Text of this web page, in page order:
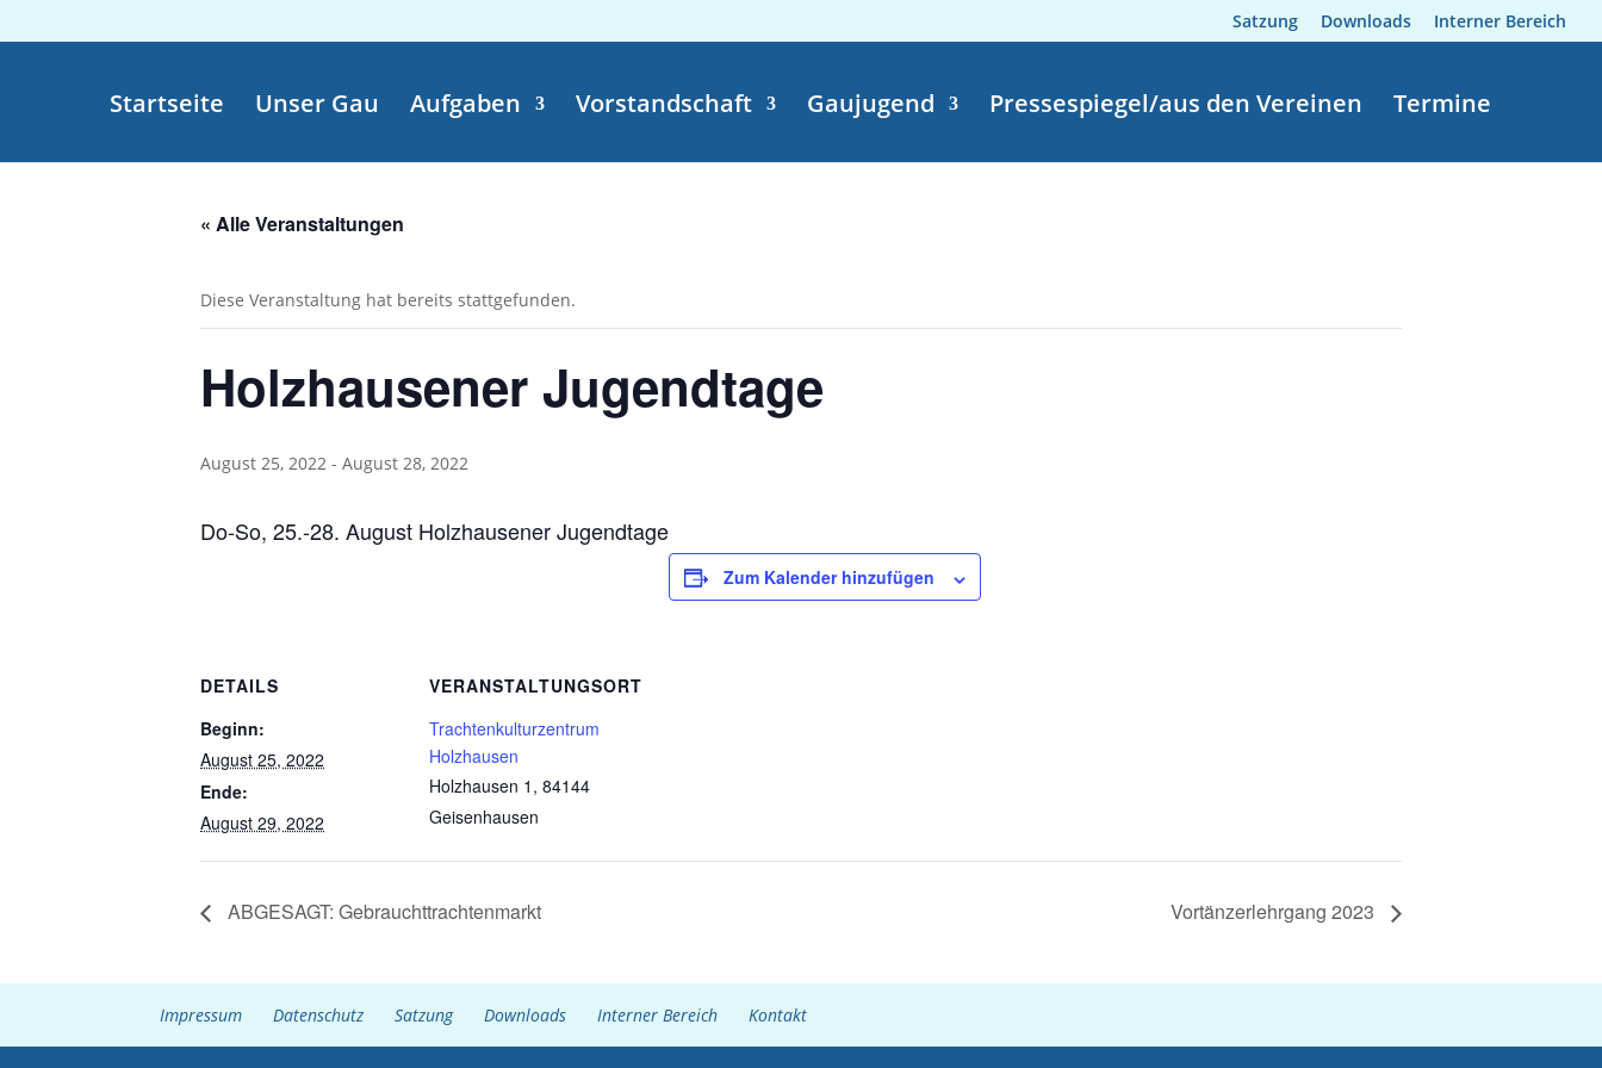
Satzung Downloads Interner Bereich
Startseite Unser Gau Aufgaben Vorstandschaft Gaujugend Pressespiegel/aus den Vereinen Termine
« Alle Veranstaltungen
Diese Veranstaltung hat bereits stattgefunden.
Holzhausener Jugendtage
August 25, 2022 - August 28, 2022
Do-So, 25.-28. August Holzhausener Jugendtage
Zum Kalender hinzufügen
DETAILS
Beginn:
August 25, 2022
Ende:
August 29, 2022
VERANSTALTUNGSORT
Trachtenkulturzentrum
Holzhausen
Holzhausen 1, 84144
Geisenhausen
ABGESAGT: Gebrauchttrachtenmarkt Vortänzerlehrgang 2023
Impressum Datenschutz Satzung Downloads Interner Bereich Kontakt